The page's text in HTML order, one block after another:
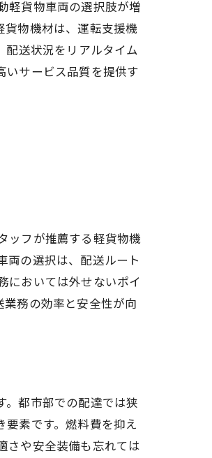
軽貨物車両の選択肢が増
貨物機材は、運転支援機
配送状況をリアルタイム
いサービス品質を提供す
ッフが推薦する軽貨物機
両の選択は、配送ルート
においては外せないポイ
務の効率と安全性が向
。都市部での配達では狭
素です。燃料費を抑え
さや安全装備も忘れては